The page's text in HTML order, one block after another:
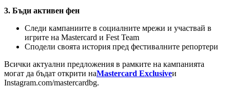
3. Бъди активен фен
Следи кампаниите в социалните мрежи и участвай в
игрите на Mastercard и Fest Team
Сподели своята история пред фестивалните репортери
Всички актуални предложения в рамките на кампанията
могат да бъдат открити наMastercard Exclusiveи
Instagram.com/mastercardbg.